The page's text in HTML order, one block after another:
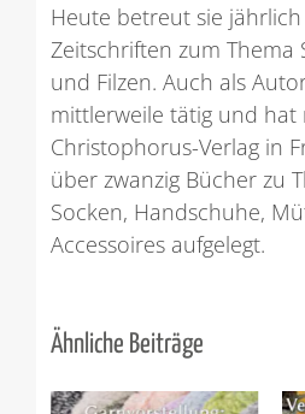
Heute betreut sie
Zeitschriften zum Thema
und Filzen. Auch als
mittlerweile tätig und hat
Christophorus-Verlag in
über zwanzig Bücher zu
Socken, Handschuhe,
Accessoires aufgelegt.
Ähnliche Beiträge